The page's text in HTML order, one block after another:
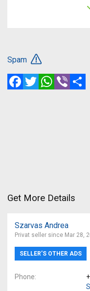
Spam
FacebookTwitterWhatsApp
Viber
Get More Details
Szarvas Andrea
Privat seller since Mar 28,
SELLER’S OTHER ADS
Phone